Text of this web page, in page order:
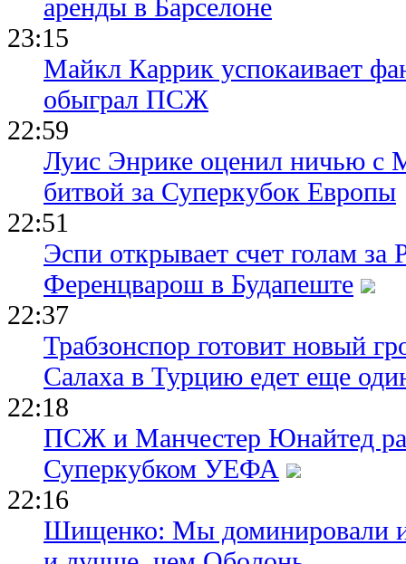
аренды в Барселоне
23:15
Майкл Каррик успокаивает
обыграл ПСЖ
22:59
Луис Энрике оценил ничью с
битвой за Суперкубок Европы
22:51
Эспи открывает счет голам
Ференцварош в Будапеште
22:37
Трабзонспор готовит новый
Салаха в Турцию едет еще
22:18
ПСЖ и Манчестер Юнайтед
Суперкубком УЕФА
22:16
Шищенко: Мы доминировали